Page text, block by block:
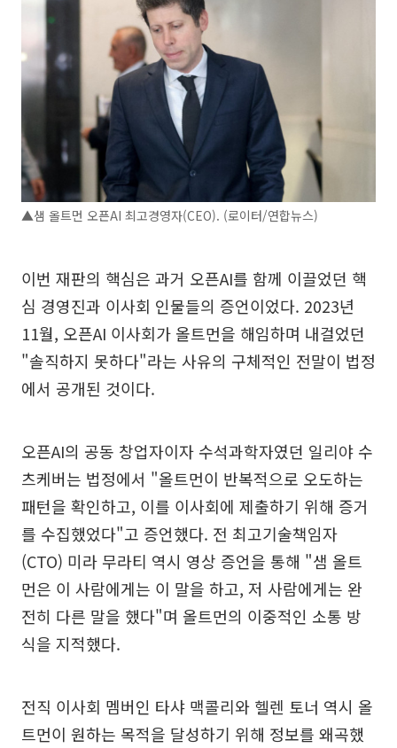
▲샘 올트먼 오픈AI 최고경영자(CEO). (로이터/연합뉴스)
이번 재판의 핵심은 과거 오픈AI를 함께 이끌었던 핵
심 경영진과 이사회 인물들의 증언이었다. 2023년
11월, 오픈AI 이사회가 올트먼을 해임하며 내걸었던
"솔직하지 못하다"라는 사유의 구체적인 전말이 법정
에서 공개된 것이다.
오픈AI의 공동 창업자이자 수석과학자였던 일리야 수
츠케버는 법정에서 "올트먼이 반복적으로 오도하는
패턴을 확인하고, 이를 이사회에 제출하기 위해 증거
를 수집했었다"고 증언했다. 전 최고기술책임자
(CTO) 미라 무라티 역시 영상 증언을 통해 "샘 올트
먼은 이 사람에게는 이 말을 하고, 저 사람에게는 완
전히 다른 말을 했다"며 올트먼의 이중적인 소통 방
식을 지적했다.
전직 이사회 멤버인 타샤 맥콜리와 헬렌 토너 역시 올
트먼이 원하는 목적을 달성하기 위해 정보를 왜곡했